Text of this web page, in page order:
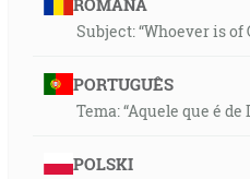
ROMÂNA
Subject: “Whoever is of
PORTUGUÊS
Tema: “Aquele que é
POLSKI